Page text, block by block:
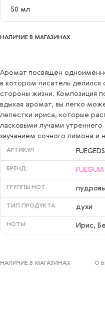
50 мл
50 мл
НАЛИЧИЕ В МАГАЗИНАХ
Аромат посвящён
в котором писатель делился
стороны жизни. Композиция
вдыхая аромат, вы легко
лепестки ириса, которые
ласковыми лучами
звучанием сочного лимона и
АРТИКУЛ
БРЕНД:
ГРУППЫ НОТ:
ТИП ПРОДУКТА: духи
НОТЫ: Ирис,
НАЛИЧИЕ В МАГАЗИНАХ О